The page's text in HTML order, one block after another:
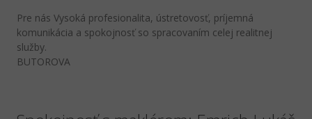
Pre nás Vysoká profesionalita, ústretovosť, príjemná
komunikácia a spokojnosť so spracovaním celej realitnej
služby.
BUTOROVA